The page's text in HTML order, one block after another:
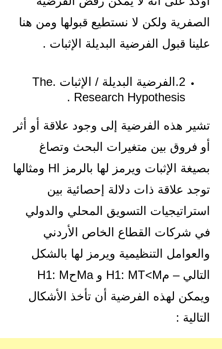
الصفرية ولكن لا نستطيع قبولها ومن هنا
علينا قبول الفرضية البديلة الإثبات .
2.الفرضية البديلة / الإثبات .The
Research Hypothesis .
تشير هذه الفرضية إلى وجود علاقة أو أثر
أو فروق بين متغيرات البحث وتصاغ
بصيغة الإثبات ويرمز لها بالرمز اH ومثالها
توجد علاقة ذات دلالة إحصائية بين
استراتيجيات التسويق المحلي والدولي
في شركات القطاع الخاص الأردني
والعوامل التنظيمية ويرمز لها بالشكل
التالي – مH1: MT<M و MaحH1: M
ويمكن لهذه الفرضية أن تأخذ الأشكال
التالية :